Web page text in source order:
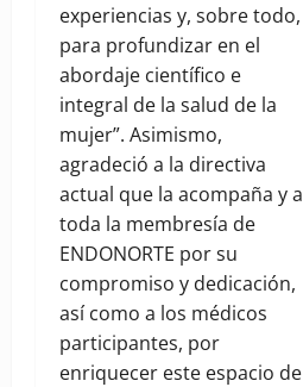
experiencias y, sobre todo,
para profundizar en el
abordaje científico e
integral de la salud de la
mujer”. Asimismo,
agradeció a la directiva
actual que la acompaña y a
toda la membresía de
ENDONORTE por su
compromiso y dedicación,
así como a los médicos
participantes, por
enriquecer este espacio de